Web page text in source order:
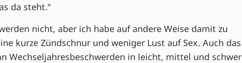
da steht.“
nicht, aber ich habe auf andere Weise damit zu
kurze Zündschnur und weniger Lust auf Sex. Auch das
Wechseljahresbeschwerden in leicht, mittel und schwer